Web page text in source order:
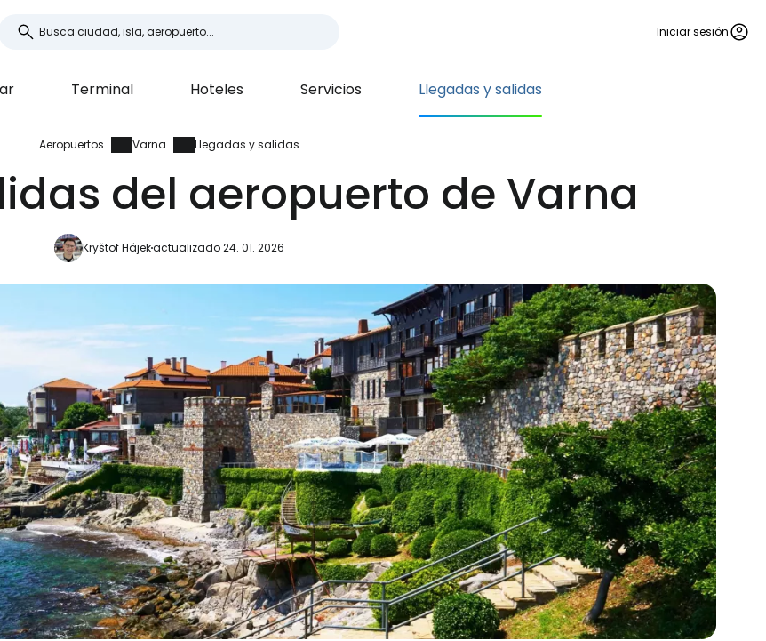
Iniciar sesión
Terminal Hoteles Servicios Llegadas y salidas
Aeropuertos Varna Llegadas y salidas
del aeropuerto de Varna
Kryštof Hájekactualizado 24. 01. 2026